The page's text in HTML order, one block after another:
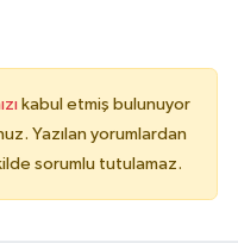
kabul etmiş bulunuyor
Yazılan yorumlardan
sorumlu tutulamaz.